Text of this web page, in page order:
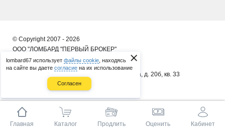
lombard67 использует файлы cookie , находясь
на сайте вы даете согласие на их использование
Согласен
© Copyright 2007 - 2026
ООО "ЛОМБАРД "ПЕРВЫЙ БРОКЕР"
ИП Сергеенков А. В.
почт. адрес: 214014, г. Смоленск, ул. 8 Марта, д. 20б, кв. 33
ОГРНИП 314673323400086
Главная Каталог Продлить Оценить Кабинет